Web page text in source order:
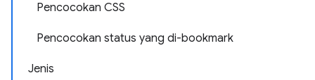
Pencocokan CSS
Pencocokan status yang di-bookmark
Jenis